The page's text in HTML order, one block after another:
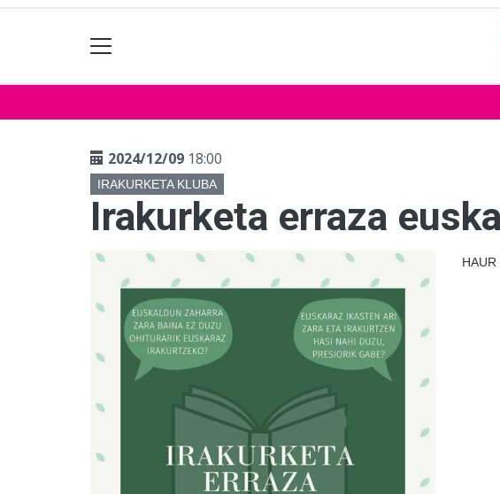
2024/12/09 18:00
IRAKURKETA KLUBA
Irakurketa erraza
HAUR